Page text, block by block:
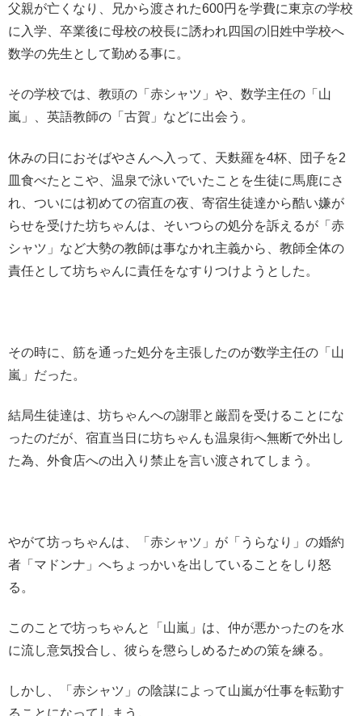
父親が亡くなり、兄から渡された600円を学費に東京の学校
に入学、卒業後に母校の校長に誘われ四国の旧姓中学校へ
数学の先生として勤める事に。
その学校では、教頭の「赤シャツ」や、数学主任の「山
嵐」、英語教師の「古賀」などに出会う。
休みの日におそばやさんへ入って、天麩羅を4杯、団子を2
皿食べたとこや、温泉で泳いでいたことを生徒に馬鹿にさ
れ、ついには初めての宿直の夜、寄宿生徒達から酷い嫌が
らせを受けた坊ちゃんは、そいつらの処分を訴えるが「赤
シャツ」など大勢の教師は事なかれ主義から、教師全体の
責任として坊ちゃんに責任をなすりつけようとした。
その時に、筋を通った処分を主張したのが数学主任の「山
嵐」だった。
結局生徒達は、坊ちゃんへの謝罪と厳罰を受けることにな
ったのだが、宿直当日に坊ちゃんも温泉街へ無断で外出し
た為、外食店への出入り禁止を言い渡されてしまう。
やがて坊っちゃんは、「赤シャツ」が「うらなり」の婚約
者「マドンナ」へちょっかいを出していることをしり怒
る。
このことで坊っちゃんと「山嵐」は、仲が悪かったのを水
に流し意気投合し、彼らを懲らしめるための策を練る。
しかし、「赤シャツ」の陰謀によって山嵐が仕事を転勤す